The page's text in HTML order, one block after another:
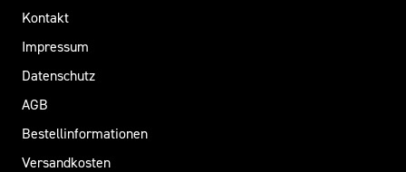
Kontakt
Impressum
Datenschutz
AGB
Bestellinformationen
Versandkosten